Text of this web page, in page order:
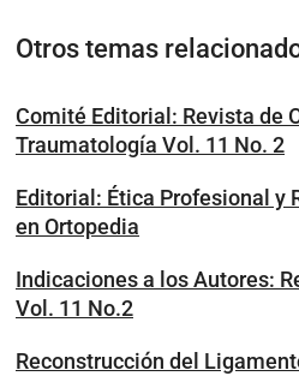
Otros temas
Comité Editorial: Revista de
Traumatología Vol. 11 No. 2
Editorial: Ética Profesional y
en Ortopedia
Indicaciones a los Autores:
Vol. 11 No.2
Reconstrucción del